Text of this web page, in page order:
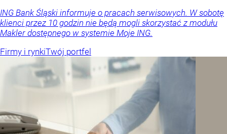
ING Bank Śląski informuje o pracach serwisowych. W sobotę
klienci przez 10 godzin nie będą mogli skorzystać z modułu
Makler dostępnego w systemie Moje ING.
Firmy i rynkiTwój portfel